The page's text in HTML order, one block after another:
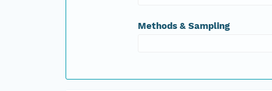
Methods & Sampling